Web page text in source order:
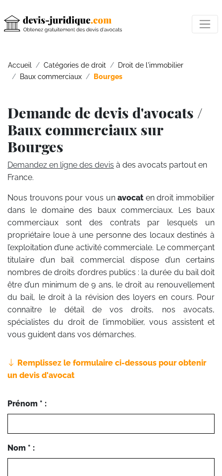
Accueil Catégories de droit
Droit de l'immobilier
Baux commerciaux
Bourges
Demande de devis d'avocats /
Baux commerciaux sur
Bourges
Demandez en ligne des devis à des avocats partout en
France.
Nous trouvons pour vous unavocat en droit immobilier
dans le domaine des baux commerciaux. Les baux
commerciaux sont des contrats par lesquels un
propriétaire loue à une personne des locaux destinés à
l’exploitation d’une activité commerciale. Le commerçant
titulaire d’un bail commercial dispose d’un certains
nombres de droits d’ordres publics : la durée du bail doit
être d’un minimum de 9 ans, le droit au renouvellement
du bail, le droit à la révision des loyers en cours. Pour
connaitre le détail de vos droits, nos avocats,
spécialistes du droit de l’immobilier, vous assistent et
vous guident dans vos démarches.
Remplissez le formulaire ci-dessous pour obtenir
un devis d'avocat
Prénom * :
Nom * :